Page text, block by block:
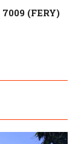
(FERY)